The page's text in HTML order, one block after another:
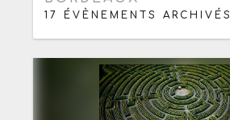
17 ÉVÈNEMENTS ARCHIVÉS